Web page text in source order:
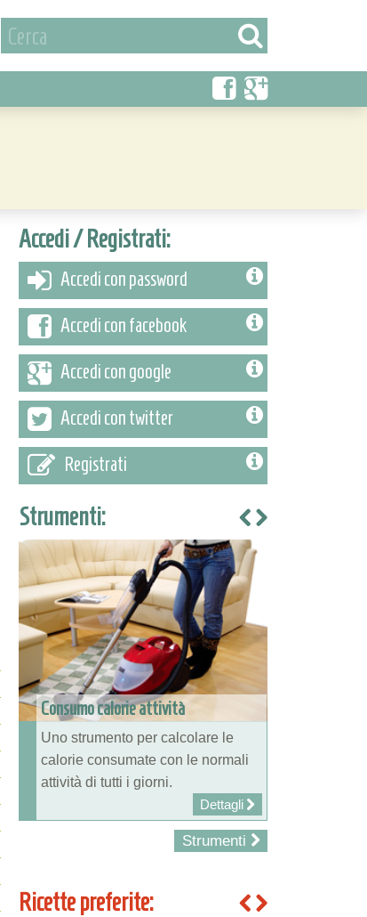
Accedi / Registrati:
Accedi con password
Accedi con facebook
Accedi con google
Accedi con twitter
Registrati
Strumenti:
Consumo calorie attività
Uno strumento per calcolare le
calorie consumate con le normali
attività di tutti i giorni.
Dettagli
Strumenti
Ricette preferite: